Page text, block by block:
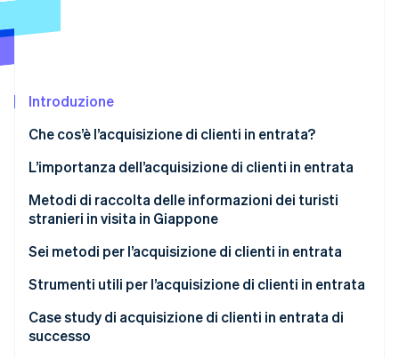
Radar
Costituzione di start-up
Climate
Rimozione del carbonio
Identity
Stripe Sessions 2026
Guarda ora
Introduzione
Che cos’è l’acquisizione di clienti in entrata?
L’importanza dell’acquisizione di clienti in entrata
Metodi di raccolta delle informazioni dei turisti
stranieri in visita in Giappone
Social media, siti di video e blog personali
Raccolta di informazioni in anticipo
Sei metodi per l’acquisizione di clienti in entrata
Assistenza multilingue
Fornire Wi-Fi gratuito
Strumenti utili per l’acquisizione di clienti in entrata
Case study di acquisizione di clienti in entrata di
successo